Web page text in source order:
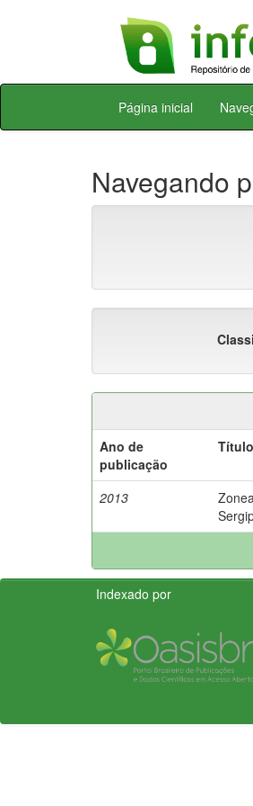
Skip
Página inicial
Navegando
Ano de
publicação
Título
2013
Indexado por